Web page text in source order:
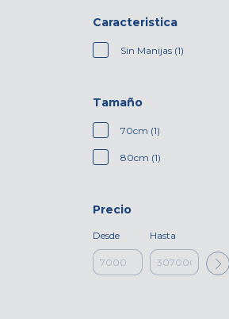
Caracteristica
Sin Manijas (1)
Tamaño
70cm (1)
80cm (1)
Precio
Desde Hasta